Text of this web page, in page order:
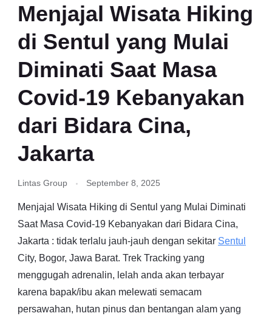
Menjajal Wisata Hiking
di Sentul yang Mulai
Diminati Saat Masa
Covid-19 Kebanyakan
dari Bidara Cina,
Jakarta
Lintas Group September 8, 2025
Menjajal Wisata Hiking di Sentul yang Mulai Diminati
Saat Masa Covid-19 Kebanyakan dari Bidara Cina,
Jakarta : tidak terlalu jauh-jauh dengan sekitar Sentul
City, Bogor, Jawa Barat. Trek Tracking yang
menggugah adrenalin, lelah anda akan terbayar
karena bapak/ibu akan melewati semacam
persawahan, hutan pinus dan bentangan alam yang